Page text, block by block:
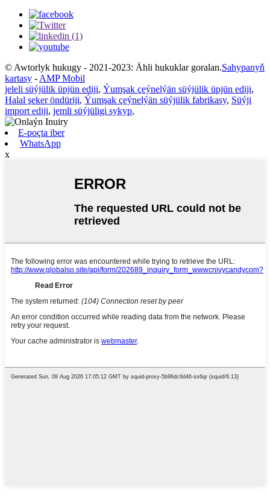
© Awtorlyk hukugy - 2021-2023: Ähli hukuklar goralan.Sahypanyň
kartasy - AMP Mobil
jeleli süýjülik üpjün ediji, Ýumşak çeýnelýän süýjülik üpjün ediji,
Halal şeker öndüriji, Ýumşak çeýnelýän süýjülik fabrikasy, Süýji
import ediji, jemli süýjüligi sykyp,
E-poçta iber
WhatsApp
x